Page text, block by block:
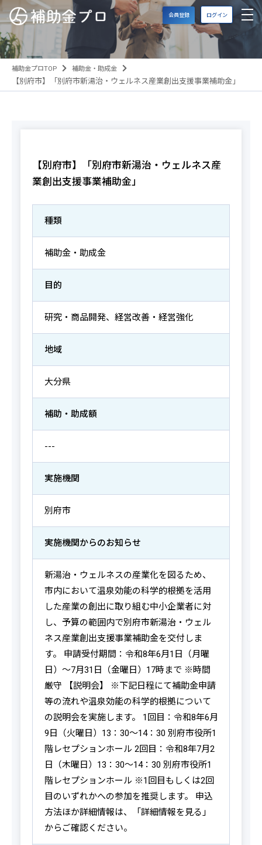
会員登録 ログイン
補助金プロTOP 補助金・助成金
【別府市】「別府市新湯治・ウェルネス産業創出支援事業補助金」
【別府市】「別府市新湯治・ウェルネス産
業創出支援事業補助金」
種類
補助金・助成金
目的
研究・商品開発、経営改善・経営強化
地域
大分県
補助・助成額
---
実施機関
別府市
実施機関からのお知らせ
新湯治・ウェルネスの産業化を図るため、
市内において温泉効能の科学的根拠を活用
した産業の創出に取り組む中小企業者に対
し、予算の範囲内で別府市新湯治・ウェル
ネス産業創出支援事業補助金を交付しま
す。 申請受付期間：令和8年6月1日（月曜
日）～7月31日（金曜日）17時まで ※時間
厳守 【説明会】 ※下記日程にて補助金申請
等の流れや温泉効能の科学的根拠について
の説明会を実施します。 1回目：令和8年6月
9日（火曜日）13：30～14：30 別府市役所1
階レセプションホール 2回目：令和8年7月2
日（木曜日）13：30～14：30 別府市役所1
階レセプションホール ※1回目もしくは2回
目のいずれかへの参加を推奨します。 申込
方法ほか詳細情報は、「詳細情報を見る」
からご確認ください。